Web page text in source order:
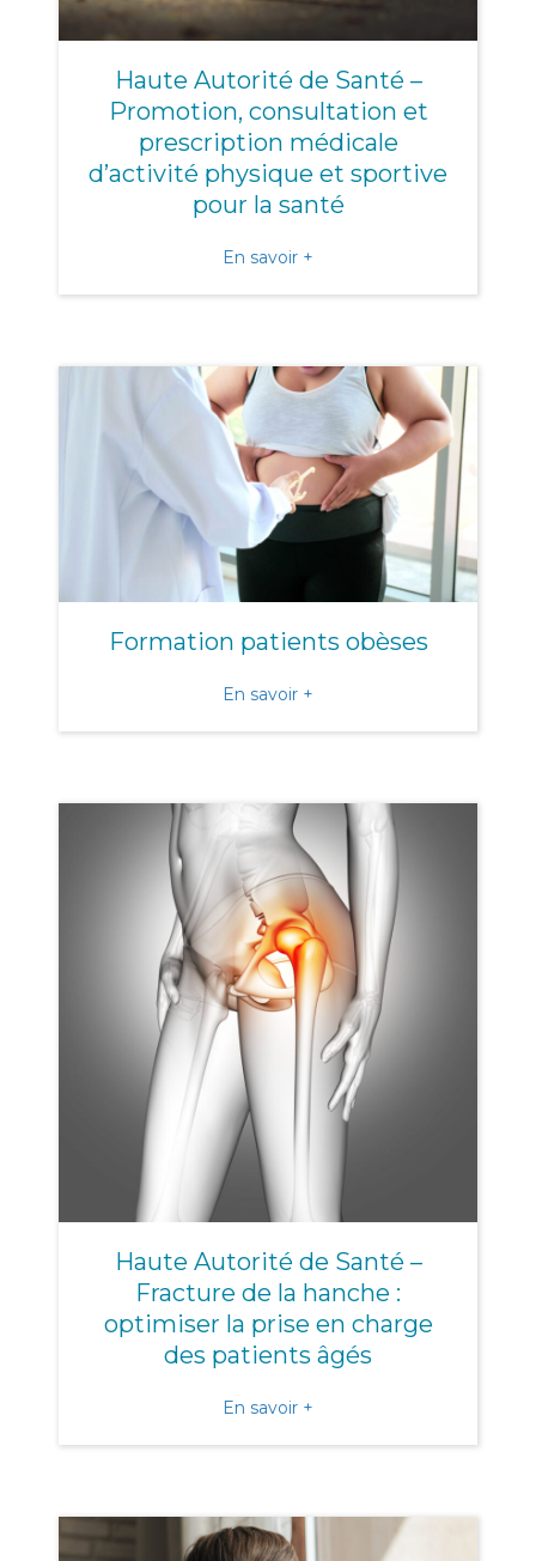
Haute Autorité de Santé –
Promotion, consultation et
prescription médicale
d’activité physique et sportive
pour la santé
En savoir +
Formation patients obèses
En savoir +
Haute Autorité de Santé –
Fracture de la hanche :
optimiser la prise en charge
des patients âgés
En savoir +